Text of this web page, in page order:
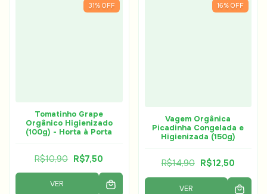
31% OFF
Tomatinho Grape
Orgânico Higienizado
(100g) - Horta à Porta
R$10,90 R$7,50
VER
16% OFF
Vagem Orgânica
Picadinha Congelada e
Higienizada (150g)
R$14,90 R$12,50
VER